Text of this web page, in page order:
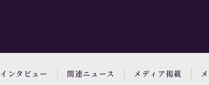
ンタビュー 関連ニュース メディア掲載